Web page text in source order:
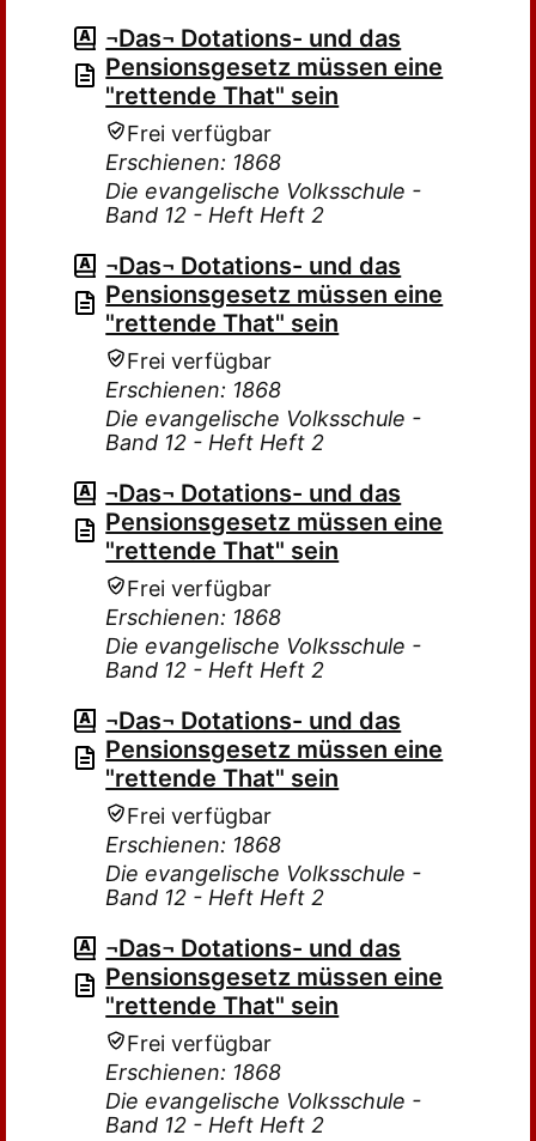
¬Das¬ Dotations- und das
Pensionsgesetz müssen eine
"rettende That" sein
Frei verfügbar
Erschienen: 1868
Die evangelische Volksschule -
Band 12 - Heft Heft 2
¬Das¬ Dotations- und das
Pensionsgesetz müssen eine
"rettende That" sein
Frei verfügbar
Erschienen: 1868
Die evangelische Volksschule -
Band 12 - Heft Heft 2
¬Das¬ Dotations- und das
Pensionsgesetz müssen eine
"rettende That" sein
Frei verfügbar
Erschienen: 1868
Die evangelische Volksschule -
Band 12 - Heft Heft 2
¬Das¬ Dotations- und das
Pensionsgesetz müssen eine
"rettende That" sein
Frei verfügbar
Erschienen: 1868
Die evangelische Volksschule -
Band 12 - Heft Heft 2
¬Das¬ Dotations- und das
Pensionsgesetz müssen eine
"rettende That" sein
Frei verfügbar
Erschienen: 1868
Die evangelische Volksschule -
Band 12 - Heft Heft 2